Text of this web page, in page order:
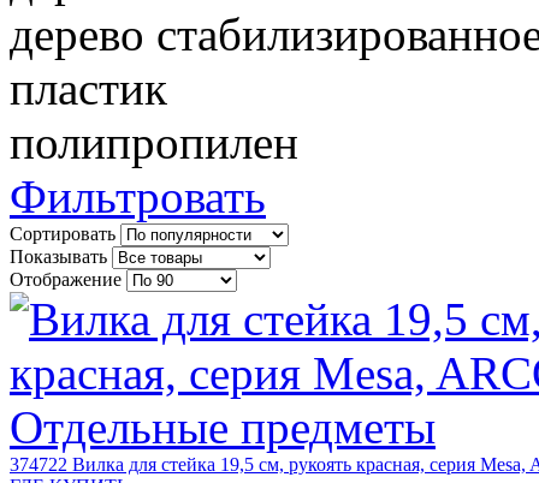
дерево
пластик
полипропилен
Фильтровать
Сортировать
Показывать
Отображение
374722 Вилка для стейка 19,5 см, рукоять красная, серия